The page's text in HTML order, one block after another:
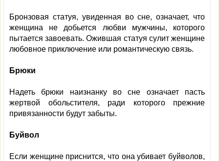
Бронзовая статуя, увиденная во сне, означает, что
женщина не добьется любви мужчины, которого
пытается завоевать. Ожившая статуя сулит женщине
любовное приключение или романтическую связь.
Брюки
Надеть брюки наизнанку во сне означает пасть
жертвой обольстителя, ради которого прежние
привязанности будут забыты.
Буйвол
Если женщине приснится, что она убивает буйволов,